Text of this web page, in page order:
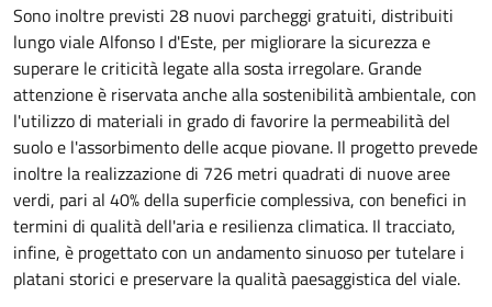
Sono inoltre previsti 28 nuovi parcheggi gratuiti, distribuiti
lungo viale Alfonso I d'Este, per migliorare la sicurezza e
superare le criticità legate alla sosta irregolare. Grande
attenzione è riservata anche alla sostenibilità ambientale, con
l'utilizzo di materiali in grado di favorire la permeabilità del
suolo e l'assorbimento delle acque piovane. Il progetto prevede
inoltre la realizzazione di 726 metri quadrati di nuove aree
verdi, pari al 40% della superficie complessiva, con benefici in
termini di qualità dell'aria e resilienza climatica. Il tracciato,
infine, è progettato con un andamento sinuoso per tutelare i
platani storici e preservare la qualità paesaggistica del viale.